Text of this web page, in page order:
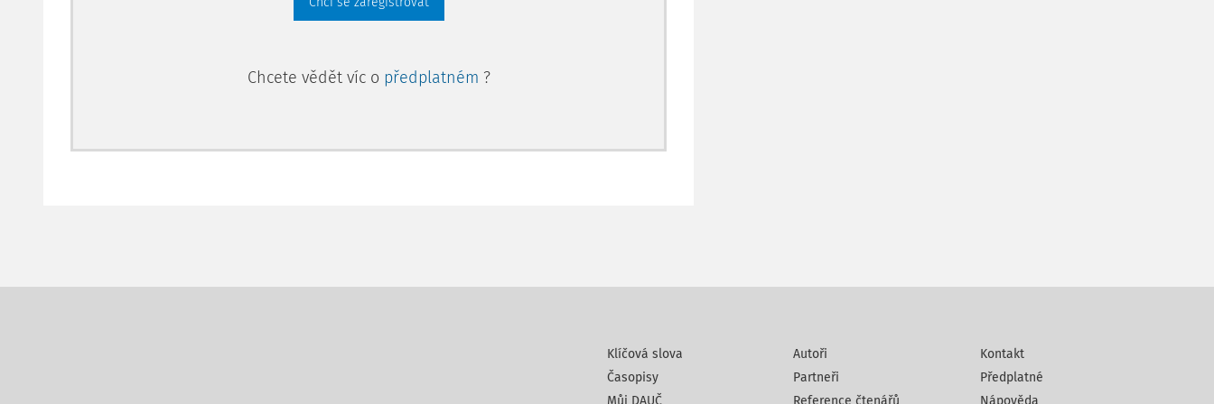
drůbeže, ovcí nebo koz evidovaných podle zákona č.154/2000 Sb.
evidenci hospodářských zvířat a o změně ně
Chcete vědět víc o předplatném ?
Klíčová slova
Časopisy
Můj DAUČ
Autoři
Partneři
Reference čtenářů
Kontakt
Předplatné
Nápověda